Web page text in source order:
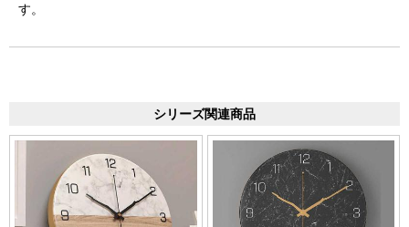
す。
シリーズ関連商品